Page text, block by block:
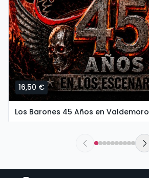
16,50 €
Los Barones 45 Años en Valdemoro
The New Valdemoro El Restón | Valdemoro